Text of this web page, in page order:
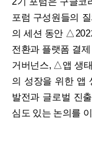
포럼 구성원들의
의 세션 동안
전환과 플랫폼 결
거버넌스, △앱 생
의 성장을 위한 앱
발전과 글로벌 진
심도 있는 논의를